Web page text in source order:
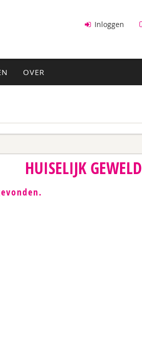
Inloggen
OVER
HUISELIJK GEWELD